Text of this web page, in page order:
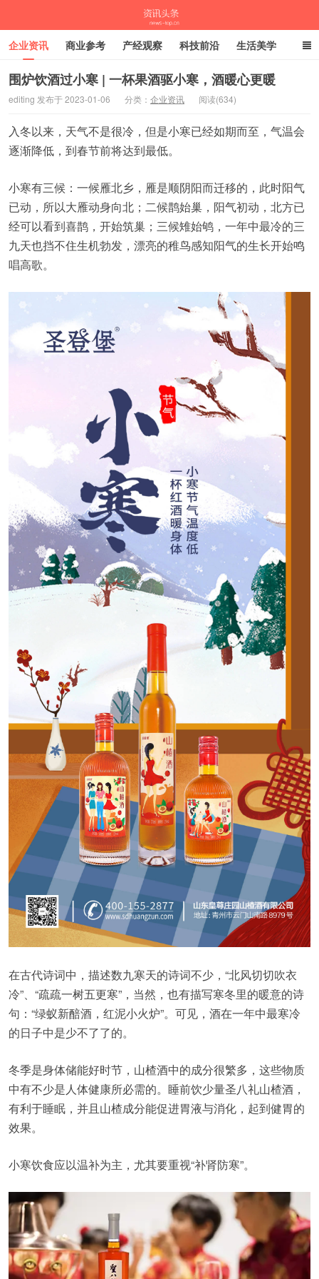
企业资讯 商业参考 产经观察 科技前沿 生活美学
时尚潮流 母婴亲子 专栏
围炉饮酒过小寒 | 一杯果酒驱小寒，酒暖心更暖
editing 发布于 2023-01-06 分类： 企业资讯 阅读(634)
入冬以来，天气不是很冷，但是小寒已经如期而至，气温会
逐渐降低，到春节前将达到最低。
小寒有三候：一候雁北乡，雁是顺阴阳而迁移的，此时阳气
已动，所以大雁动身向北；二候鹊始巢，阳气初动，北方已
经可以看到喜鹊，开始筑巢；三候雉始鸲，一年中最冷的三
九天也挡不住生机勃发，漂亮的稚鸟感知阳气的生长开始鸣
唱高歌。
在古代诗词中，描述数九寒天的诗词不少，“北风切切吹衣
冷”、“疏疏一树五更寒”，当然，也有描写寒冬里的暖意的诗
句：“绿蚁新醅酒，红泥小火炉”。可见，酒在一年中最寒冷
的日子中是少不了了的。
冬季是身体储能好时节，山楂酒中的成分很繁多，这些物质
中有不少是人体健康所必需的。睡前饮少量圣八礼山楂酒，
有利于睡眠，并且山楂成分能促进胃液与消化，起到健胃的
效果。
小寒饮食应以温补为主，尤其要重视“补肾防寒”。